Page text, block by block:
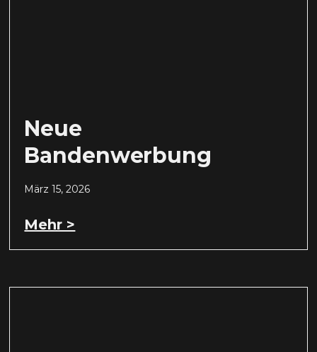
Neue
Bandenwerbung
März 15, 2026
Mehr >